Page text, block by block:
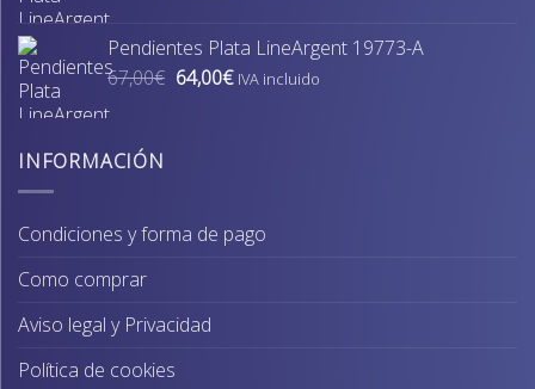
era:
74,00€.
es:
70,00€.
Pendientes Plata LineArgent 19773-A
67,00€ El
64,00€ElIVA incluido
INFORMACIÓN
Condiciones y forma de pago
Como comprar
Aviso legal y Privacidad
Política de cookies